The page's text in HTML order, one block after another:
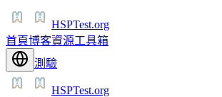
HSPTest.org
首頁博客資源工具箱
測驗
HSPTest.org